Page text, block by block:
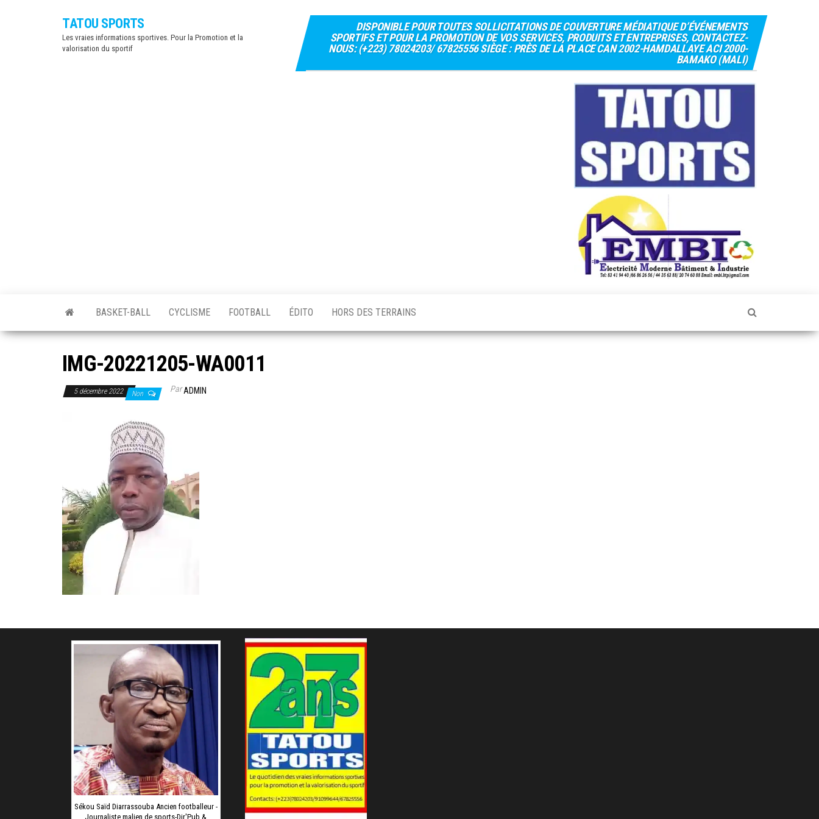
TATOU SPORTS
Les vraies informations sportives. Pour la Promotion et la
valorisation du sportif
DISPONIBLE POUR TOUTES SOLLICITATIONS DE COUVERTURE MÉDIATIQUE D’ÉVÉNEMENTS
SPORTIFS ET POUR LA PROMOTION DE VOS SERVICES, PRODUITS ET ENTREPRISES, CONTACTEZ-
NOUS: (+223) 78024203/ 67825556 SIÈGE : PRÈS DE LA PLACE CAN 2002-HAMDALLAYE ACI 2000-
BAMAKO (MALI)
BASKET-BALL CYCLISME FOOTBALL ÉDITO HORS DES TERRAINS
IMG-20221205-WA0011
5 décembre 2022 Non ParADMIN
Sékou Saïd Diarrassouba Ancien footballeur -
Journaliste malien de sports-Dir'Pub &